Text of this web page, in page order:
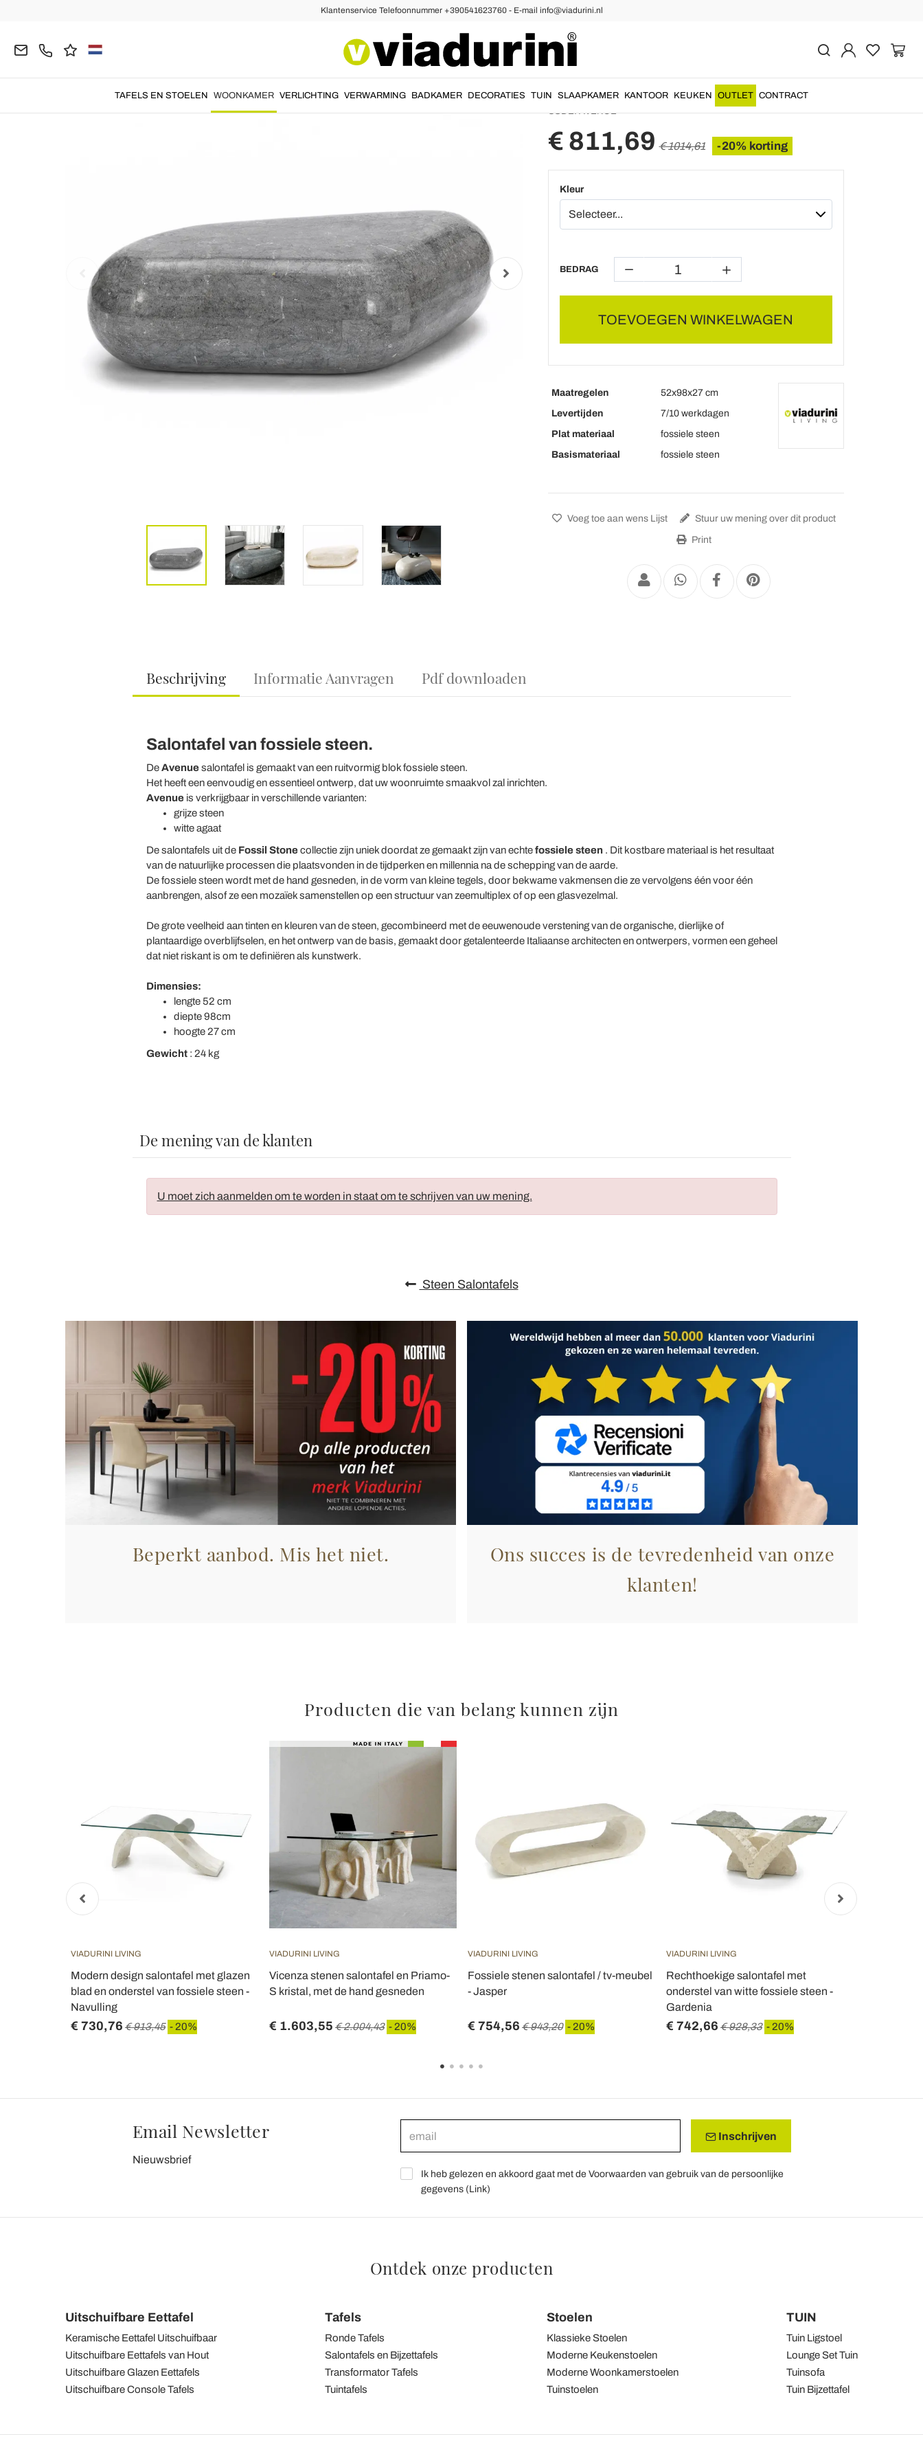
Klantenservice Telefoonnummer +390541623760 - E-mail info@viadurini.nl
TAFELS EN STOELEN WOONKAMER VERLICHTING VERWARMING BADKAMER DECORATIES TUIN SLAAPKAMER KANTOOR KEUKEN OUTLET CONTRACT
Ovale salontafel in moderne
fossiele steen - Avenue
CODE:AVENUE
€ 811,69 € 1014,61 -20% korting
Kleur
BEDRAG
TOEVOEGEN WINKELWAGEN
Maatregelen
52x98x27 cm
Levertijden
7/10 werkdagen
Plat materiaal
fossiele steen
Basismateriaal
fossiele steen
Voeg toe aan wens Lijst Stuur uw mening over dit product
Print
Beschrijving Informatie Aanvragen Pdf downloaden
Salontafel van fossiele steen.
DeAvenuesalontafel is gemaakt van een ruitvormig blok fossiele steen.
Het heeft een eenvoudig en essentieel ontwerp, dat uw woonruimte smaakvol zal inrichten.
Avenueis verkrijgbaar in verschillende varianten:
grijze steen
witte agaat
De salontafels uit de Fossil Stonecollectie zijn uniek doordat ze gemaakt zijn van echtefossiele steen . Dit kostbare materiaal is het resultaat
van de natuurlijke processen die plaatsvonden in de tijdperken en millennia na de schepping van de aarde.
De fossiele steen wordt met de hand gesneden, in de vorm van kleine tegels, door bekwame vakmensen die ze vervolgens één voor één
aanbrengen, alsof ze een mozaïek samenstellen op een structuur van zeemultiplex of op een glasvezelmal.
De grote veelheid aan tinten en kleuren van de steen, gecombineerd met de eeuwenoude verstening van de organische, dierlijke of
plantaardige overblijfselen, en het ontwerp van de basis, gemaakt door getalenteerde Italiaanse architecten en ontwerpers, vormen een geheel
dat niet riskant is om te definiëren als kunstwerk.
Dimensies:
lengte 52 cm
diepte 98cm
hoogte 27 cm
Gewicht: 24 kg
De mening van de klanten
U moet zich aanmelden om te worden in staat om te schrijven van uw mening.
Steen Salontafels
Beperkt aanbod. Mis het niet.
Ons succes is de tevredenheid van onze
klanten!
Producten die van belang kunnen zijn
VIADURINI LIVING
Modern design salontafel met glazen
blad en onderstel van fossiele steen -
Navulling
€ 730,76 € 913,45 - 20%
VIADURINI LIVING
Vicenza stenen salontafel en Priamo-
S kristal, met de hand gesneden
€ 1.603,55 € 2.004,43 - 20%
VIADURINI LIVING
Fossiele stenen salontafel / tv-meubel
- Jasper
€ 754,56 € 943,20 - 20%
VIADURINI LIVING
Rechthoekige salontafel met
onderstel van witte fossiele steen -
Gardenia
€ 742,66 € 928,33 - 20%
Email Newsletter
Nieuwsbrief
Inschrijven
Ik heb gelezen en akkoord gaat met de Voorwaarden van gebruik van de persoonlijke
gegevens (Link)
Ontdek onze producten
Uitschuifbare Eettafel
Keramische Eettafel Uitschuifbaar
Uitschuifbare Eettafels van Hout
Uitschuifbare Glazen Eettafels
Uitschuifbare Console Tafels
Tafels
Ronde Tafels
Salontafels en Bijzettafels
Transformator Tafels
Tuintafels
Stoelen
Klassieke Stoelen
Moderne Keukenstoelen
Moderne Woonkamerstoelen
Tuinstoelen
TUIN
Tuin Ligstoel
Lounge Set Tuin
Tuinsofa
Tuin Bijzettafel